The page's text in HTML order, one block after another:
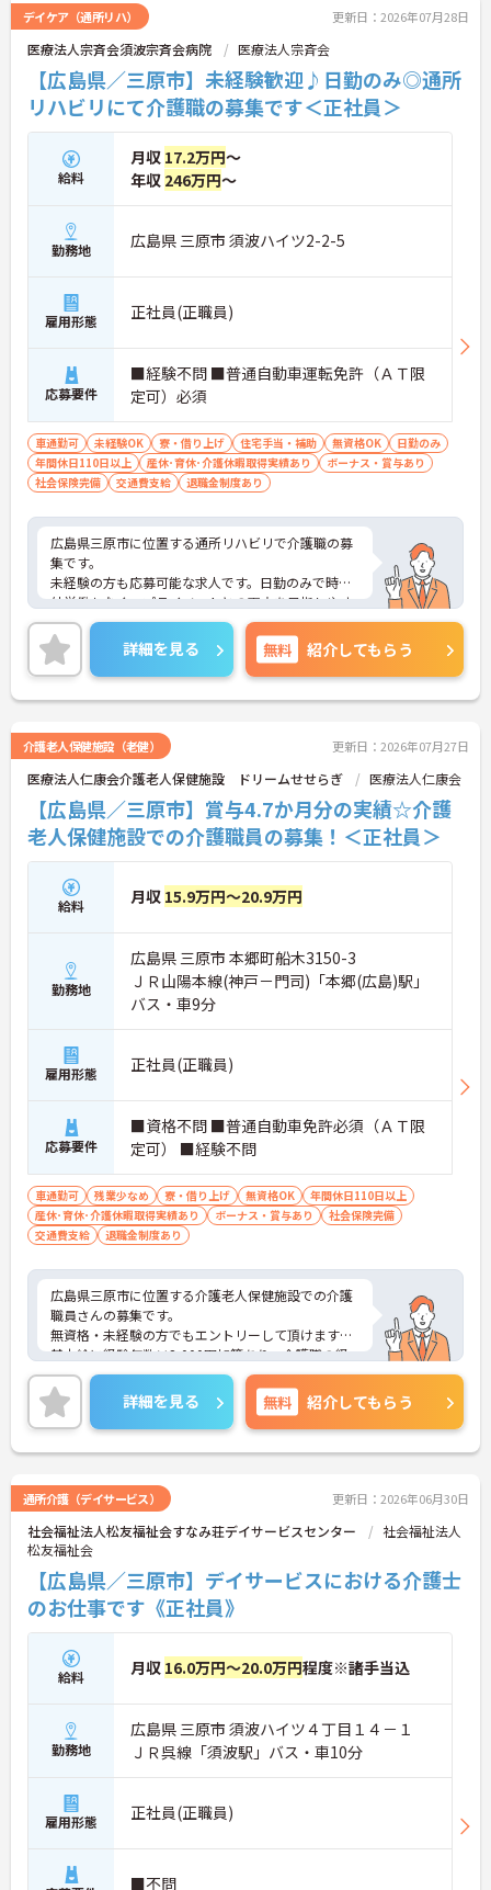
に詳細をお話しいたしますので、お気軽にご相談く
ださい。
デイケア（通所リハ） 更新日：2026年07月28日
医療法人宗斉会須波宗斉会病院 医療法人宗斉会
【広島県／三原市】未経験歓迎♪日勤のみ◎通所
リハビリにて介護職の募集です＜正社員＞
給料
月収 17.2万円～
年収 246万円～
勤務地 広島県 三原市 須波ハイツ2-2-5
雇用形態 正社員(正職員)
応募要件
■経験不問 ■普通自動車運転免許（ＡＴ限
定可）必須
車通勤可 未経験OK 寮・借り上げ 住宅手当・補助 無資格OK
日勤のみ
年間休日110日以上
産休･育休･介護休暇取得実績あり
ボーナス・賞与あり
社会保険完備
交通費支給 退職金制度あり
広島県三原市に位置する通所リハビリで介護職の募
集です。
未経験の方も応募可能な求人です。日勤のみで時間
外労働もなく、プライベートとの両立を目指しやす
い環境です。賞与は過去実績で計2.80ヶ月分支給さ
れており、各種手当も充実しています。託児所や単
身用住宅も利用可能で、長く働きやすい職場です。
生活リズムを整えながら勤務しやすい環境です
・勤務時間は8:30～17:00です
・時間外労働はありません
・年間休日113日です
→ 仕事とプライベートの両立を目指せる環境です♪
■ 未経験から介護を始めやすい
介護のお仕事に挑戦しやすい求人です
・経験不問です
・学歴不問です
・介護業務全般を担当できます
→ 介護分野で新たなキャリア形成を目指せます♪
■ 福利厚生が充実した職場
安心して長く勤務しやすい環境です
・賞与計2.80ヶ月の過去実績があります
・託児所を利用できます
・住宅手当や扶養手当があります
→ ライフステージに合わせて働き続けやすい職場で
す♪
詳細を見る 無料 紹介してもらう
介護老人保健施設（老健） 更新日：2026年07月27日
医療法人仁康会介護老人保健施設 ドリームせせらぎ 医療法人仁康会
【広島県／三原市】賞与4.7か月分の実績☆介護
老人保健施設での介護職員の募集！＜正社員＞
給料 月収 15.9万円～20.9万円
勤務地
広島県 三原市 本郷町船木3150-3
ＪＲ山陽本線(神戸－門司)「本郷(広島)駅」
バス・車9分
雇用形態 正社員(正職員)
応募要件
■資格不問 ■普通自動車免許必須（ＡＴ限
定可） ■経験不問
車通勤可 残業少なめ 寮・借り上げ 無資格OK
年間休日110日以上
産休･育休･介護休暇取得実績あり
ボーナス・賞与あり
社会保険完備
交通費支給
退職金制度あり
広島県三原市に位置する介護老人保健施設での介護
職員さんの募集です。
無資格・未経験の方でもエントリーして頂けます。
基本給に経験年数×2,000円加算あり。介護職の経
験が長い方にもおすすめです。
ご興味のある方には、面接対策ポイントなど、さら
に詳細をお話しいたしますので、お気軽にご相談く
ださい。
詳細を見る 無料 紹介してもらう
通所介護（デイサービス） 更新日：2026年06月30日
社会福祉法人松友福祉会すなみ荘デイサービスセンター
社会福祉法人
松友福祉会
【広島県／三原市】デイサービスにおける介護士
のお仕事です《正社員》
給料 月収 16.0万円～20.0万円程度※諸手当込
勤務地
広島県 三原市 須波ハイツ４丁目１４－１
ＪＲ呉線「須波駅」バス・車10分
雇用形態 正社員(正職員)
■不問